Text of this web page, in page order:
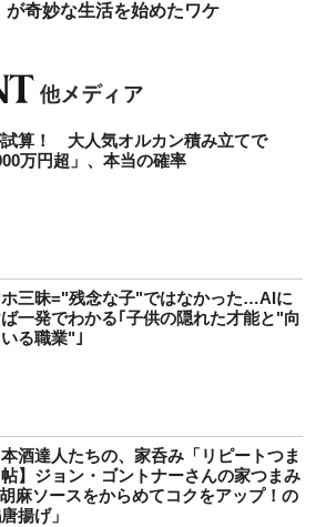
が奇妙な生活を始めたワケ
算！ 大人気オルカン積み立てで
万円超」、本当の確率
三昧="残念な子"ではなかった…AIに
一発でわかる｢子供の隠れた才能と"向
る職業"｣
本酒達人たちの、家呑み「リピートつま
】ジョン・ゴントナーさんの家つまみ
ソースをからめてコクをアップ！の
唐揚げ」